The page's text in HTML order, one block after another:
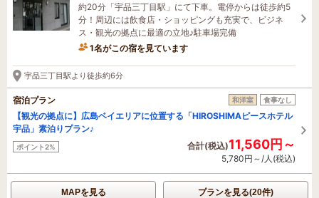
約20分「宇品三丁目駅」にて下車。電停からは徒歩約5
分！周辺には飲食店・ショッピングも充実で、ビジネ
ス・観光の拠点に最適の立地♪駐車場完備
1名がこの宿を見ています
宇品三丁目駅より徒歩約6分
宿泊プラン 和洋室 食事なし
【観光の拠点に】広島ベイエリアに位置する「HIROSHIMAピースホテル
宇品」素泊りプラン♪
ポイント2% 合計(税込)11,560円～
5,780円～/人(税込)
MAPを見る プランを見る(20件)